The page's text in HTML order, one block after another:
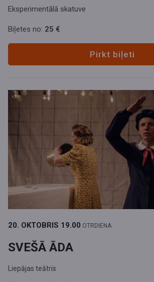
Eksperimentālā skatuve
Biļetes no: 25 €
Pirkt biļeti
20. OKTOBRIS 19.00 OTRDIENA
SVEŠĀ ĀDA
Liepājas teātris